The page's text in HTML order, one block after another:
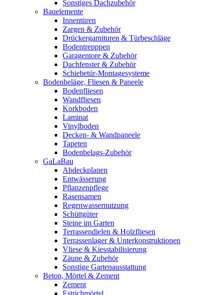
Sonstiges Dachzubehör
Bauelemente
Innentüren
Zargen & Zubehör
Drückergarnituren & Türbeschläge
Bodentrepppen
Garagentore & Zubehör
Dachfenster & Zubehör
Schiebetür-Montagesysteme
Bodenbeläge, Fliesen & Paneele
Bodenfliesen
Wandfliesen
Korkboden
Laminat
Vinylboden
Decken- & Wandpaneele
Tapeten
Bodenbelags-Zubehör
GaLaBau
Abdeckplanen
Entwässerung
Pflanzenpflege
Rasensamen
Regenwassernutzung
Schüttgüter
Steine im Garten
Terrassendielen & Holzfliesen
Terrassenlager & Unterkonstruktionen
Vliese & Kiesstabilisierung
Zäune & Zubehör
Sonstige Gartenausstattung
Beton, Mörtel & Zement
Zement
Estrichmörtel